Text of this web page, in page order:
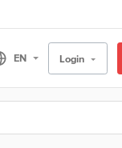
Login